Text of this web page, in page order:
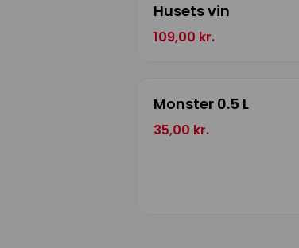
Husets vin
109,00 kr.
Monster 0.5 L
35,00 kr.